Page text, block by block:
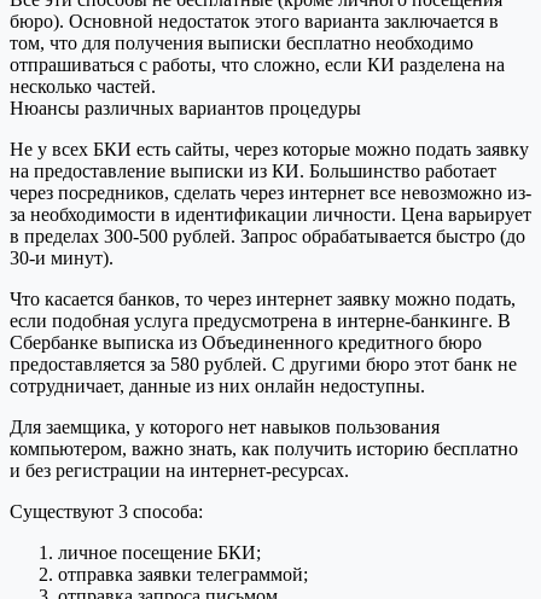
бюро). Основной недостаток этого варианта заключается в
том, что для получения выписки бесплатно необходимо
отпрашиваться с работы, что сложно, если КИ разделена на
несколько частей.
Нюансы различных вариантов процедуры
Не у всех БКИ есть сайты, через которые можно подать заявку
на предоставление выписки из КИ. Большинство работает
через посредников, сделать через интернет все невозможно из-
за необходимости в идентификации личности. Цена варьирует
в пределах 300-500 рублей. Запрос обрабатывается быстро (до
30-и минут).
Что касается банков, то через интернет заявку можно подать,
если подобная услуга предусмотрена в интерне-банкинге. В
Сбербанке выписка из Объединенного кредитного бюро
предоставляется за 580 рублей. С другими бюро этот банк не
сотрудничает, данные из них онлайн недоступны.
Для заемщика, у которого нет навыков пользования
компьютером, важно знать, как получить историю бесплатно
и без регистрации на интернет-ресурсах.
Существуют 3 способа:
личное посещение БКИ;
отправка заявки телеграммой;